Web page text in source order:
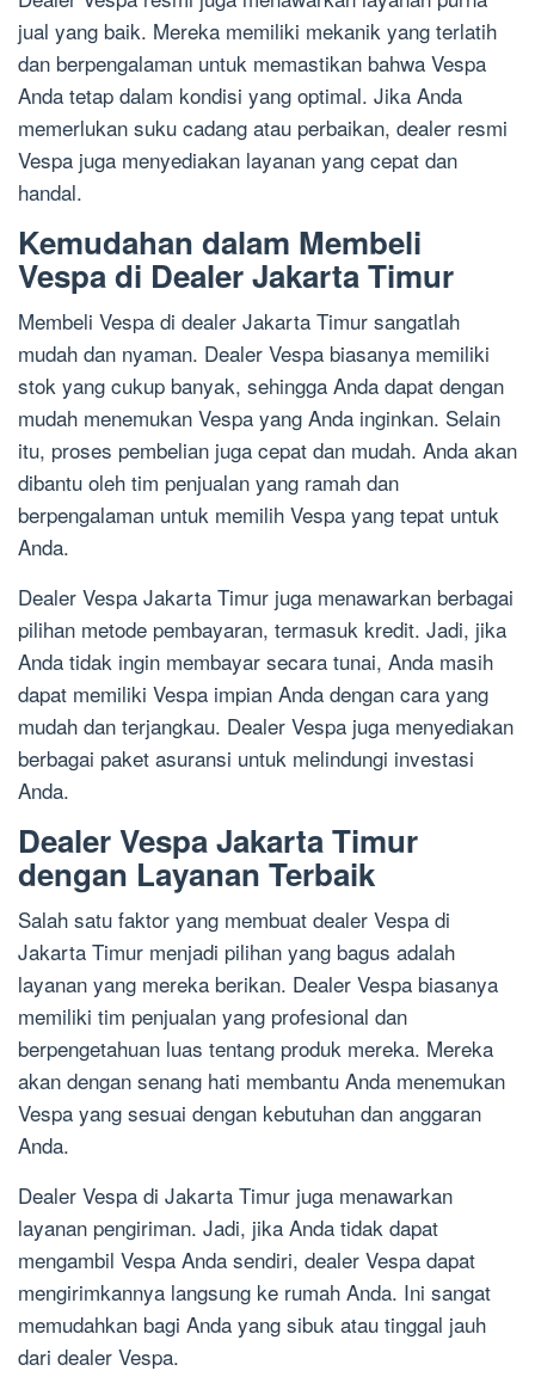
jual yang baik. Mereka memiliki mekanik yang terlatih
dan berpengalaman untuk memastikan bahwa Vespa
Anda tetap dalam kondisi yang optimal. Jika Anda
memerlukan suku cadang atau perbaikan, dealer resmi
Vespa juga menyediakan layanan yang cepat dan
handal.
Kemudahan dalam Membeli
Vespa di Dealer Jakarta Timur
Membeli Vespa di dealer Jakarta Timur sangatlah
mudah dan nyaman. Dealer Vespa biasanya memiliki
stok yang cukup banyak, sehingga Anda dapat dengan
mudah menemukan Vespa yang Anda inginkan. Selain
itu, proses pembelian juga cepat dan mudah. Anda akan
dibantu oleh tim penjualan yang ramah dan
berpengalaman untuk memilih Vespa yang tepat untuk
Anda.
Dealer Vespa Jakarta Timur juga menawarkan berbagai
pilihan metode pembayaran, termasuk kredit. Jadi, jika
Anda tidak ingin membayar secara tunai, Anda masih
dapat memiliki Vespa impian Anda dengan cara yang
mudah dan terjangkau. Dealer Vespa juga menyediakan
berbagai paket asuransi untuk melindungi investasi
Anda.
Dealer Vespa Jakarta Timur
dengan Layanan Terbaik
Salah satu faktor yang membuat dealer Vespa di
Jakarta Timur menjadi pilihan yang bagus adalah
layanan yang mereka berikan. Dealer Vespa biasanya
memiliki tim penjualan yang profesional dan
berpengetahuan luas tentang produk mereka. Mereka
akan dengan senang hati membantu Anda menemukan
Vespa yang sesuai dengan kebutuhan dan anggaran
Anda.
Dealer Vespa di Jakarta Timur juga menawarkan
layanan pengiriman. Jadi, jika Anda tidak dapat
mengambil Vespa Anda sendiri, dealer Vespa dapat
mengirimkannya langsung ke rumah Anda. Ini sangat
memudahkan bagi Anda yang sibuk atau tinggal jauh
dari dealer Vespa.